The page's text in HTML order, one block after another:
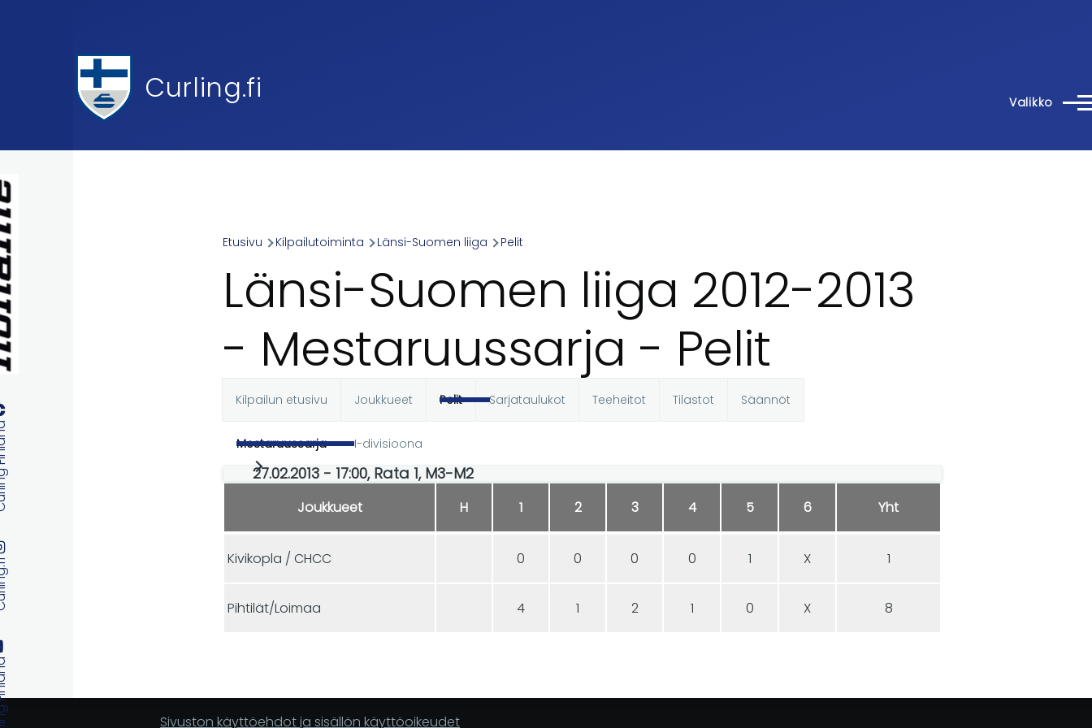
Curling.fi Valikko
Breadcrumb
Etusivu Kilpailutoiminta Länsi-Suomen liiga Pelit
Länsi-Suomen liiga 2012-2013
- Mestaruussarja - Pelit
välilehdet
Kilpailun etusivu Joukkueet Pelit Sarjataulukot Teeheitot Tilastot Säännöt
Mestaruussarja I-divisioona
27.02.2013 - 17:00, Rata 1, M3-M2
Joukkueet H 1 2 3 4 5 6 Yht
Kivikopla / CHCC 0 0 0 0 1 X 1
Pihtilät/Loimaa 4 1 2 1 0 X 8
Sivuston käyttöehdot ja sisällön käyttöoikeudet